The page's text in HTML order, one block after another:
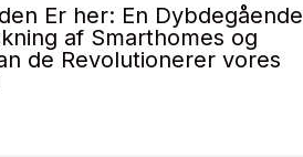
Er her: En Dybdegående
af Smarthomes og
de Revolutionerer vores